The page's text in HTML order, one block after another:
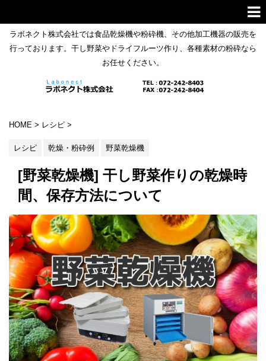
ラボネクト株式会社では食品乾燥機や粉砕機、その他加工機器の販売を
行っております。干し野菜やドライフルーツ作り、各種素材の粉砕なら
お任せください。
HOME > レシピ >
レシピ 乾燥・粉砕例 野菜乾燥機
[野菜乾燥機] 干し野菜作りの乾燥時
間、保存方法について